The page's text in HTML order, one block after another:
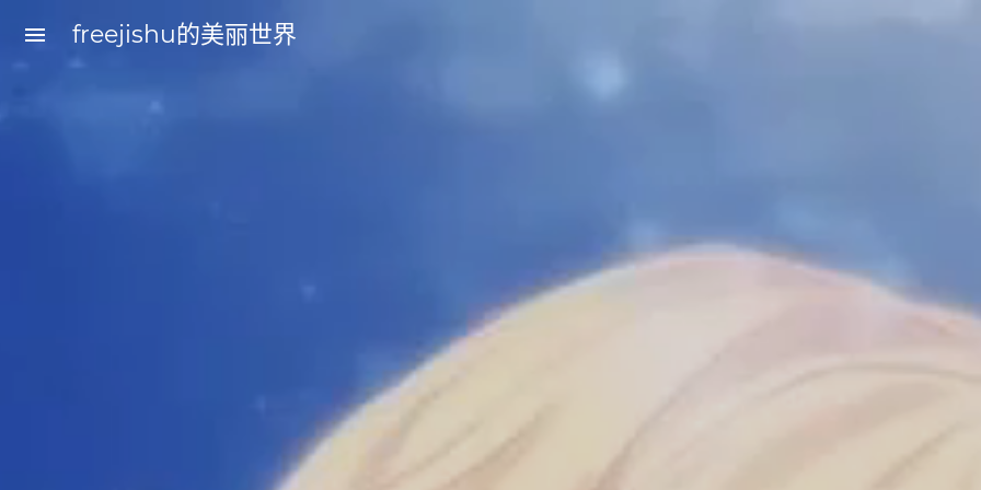
menu freejishu的美丽世界